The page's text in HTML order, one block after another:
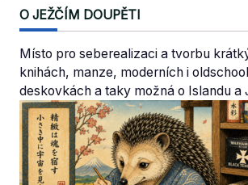
O JEŽČÍM DOUPĚTI
Místo pro seberealizaci a tvorbu
knihách, manze, moderních i
deskovkách a taky možná o Islandu a